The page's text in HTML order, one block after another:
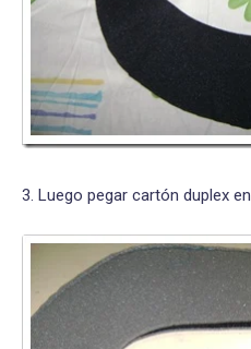
3. Luego pegar cartón duplex